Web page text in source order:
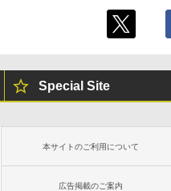
Special Site
本サイトのご利用について
広告掲載のご案内